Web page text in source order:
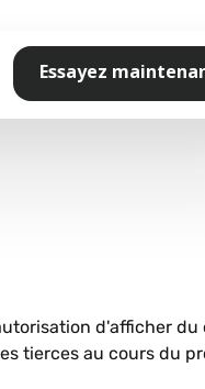
Essayez
d'afficher du
tierces au cours du